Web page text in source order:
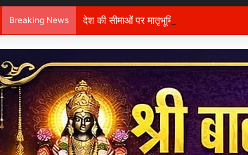
Breaking News देश की सीमाओं पर मातृभूमि की रक्षा में तैनात